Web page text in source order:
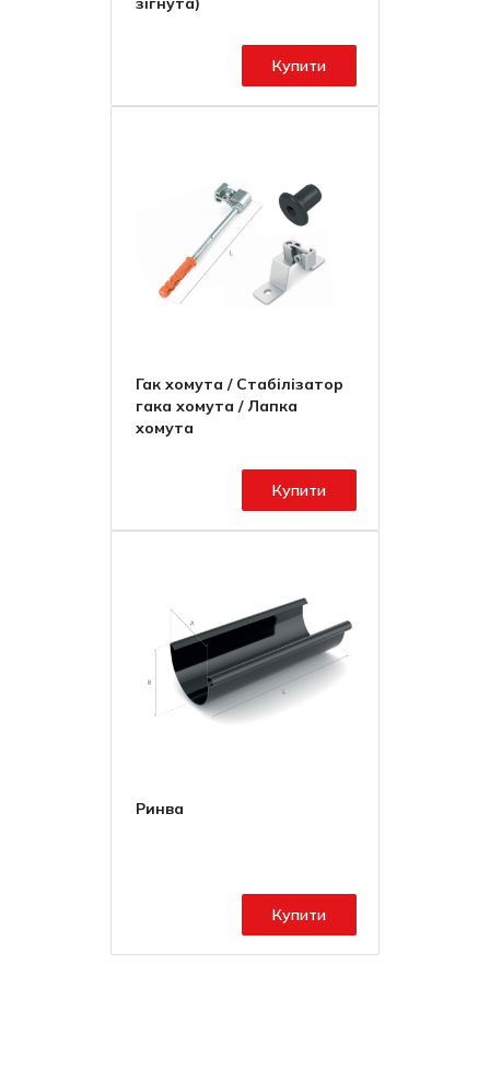
Купити
Гак хомута / Стабілізатор
гака хомута / Лапка
хомута
Купити
Ринва
Купити